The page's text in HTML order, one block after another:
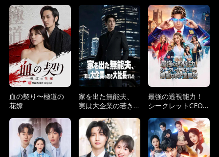
血の契り〜極道の
花嫁
家を出た無能夫、
実は大企業の若き
最強の透視能力！
シークレットCEO
双